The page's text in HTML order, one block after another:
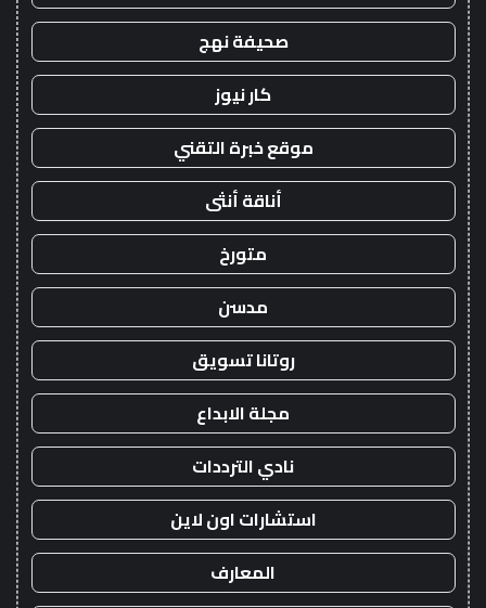
صحيفة نهج
كار نيوز
موقع خبرة التقني
أناقة أنثى
متورخ
مدسن
روتانا تسويق
مجلة الابداع
نادي الترددات
استشارات اون لاين
المعارف